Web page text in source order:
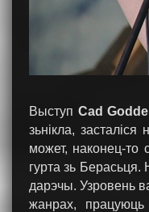
Выступ Cad
зьнікла,
может, наконец-то
гурта зь Берасьця.
дарэчы. Узровень
жанрах,